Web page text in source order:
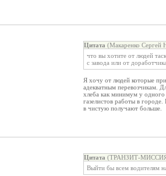
Цитата (Макаренко Сергей
что вы хотите от людей
с завода или от
Я хочу от людей которые
адекватным перевозчикам.
хлеба как минимум у
газелистов работы в
в чистую получают больше.
Цитата (ТРАНЗИТ-
Выйти бы всем водителям